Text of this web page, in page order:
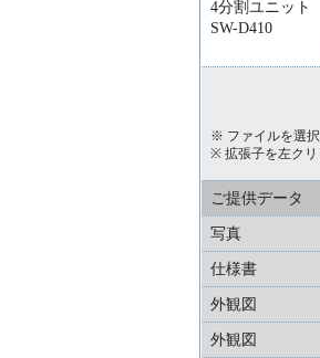
4分割ユニット
SW-D410
※ ファイルを選択
※ 拡張子を左クリ
ご提供データ
写真
仕様書
外観図
外観図